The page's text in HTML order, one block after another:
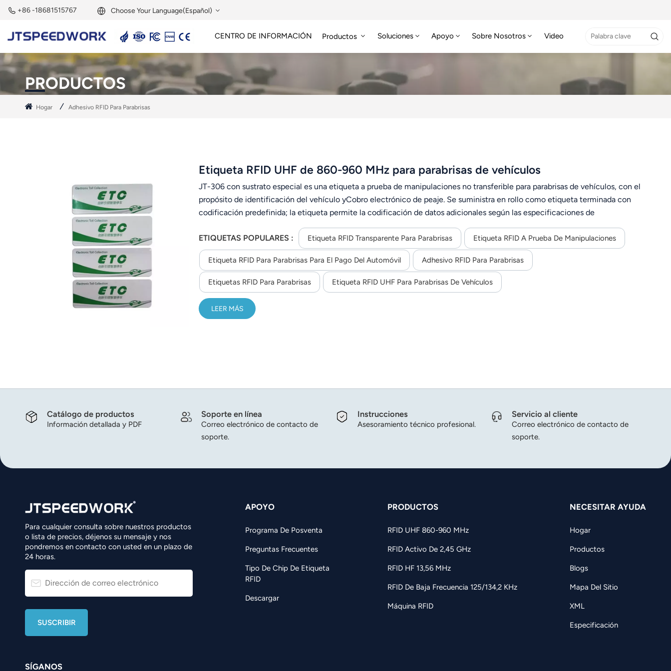
+86 -18681515767 Choose Your Language(Español)
English
Français
Deutsch
แบบไทย
Tiếng Việt
CENTRO DE INFORMACIÓN Productos Soluciones Apoyo Sobre Nosotros Video
PRODUCTOS
Hogar Adhesivo RFID Para Parabrisas
Etiqueta RFID UHF de 860-960 MHz para parabrisas de vehículos
JT-306 con sustrato especial es una etiqueta a prueba de manipulaciones no transferible para parabrisas de vehículos, con el
propósito de identificación del vehículo yCobro electrónico de peaje. Se suministra en rollo como etiqueta terminada con
codificación predefinida; la etiqueta permite la codificación de datos adicionales según las especificaciones de
ETIQUETAS POPULARES :
Etiqueta RFID Transparente Para Parabrisas Etiqueta RFID A Prueba De Manipulaciones
Etiqueta RFID Para Parabrisas Para El Pago Del Automóvil Adhesivo RFID Para Parabrisas
Etiquetas RFID Para Parabrisas Etiqueta RFID UHF Para Parabrisas De Vehículos
LEER MÁS
Catálogo de productos
Información detallada y PDF
Soporte en línea
Correo electrónico de contacto de
soporte.
Instrucciones
Asesoramiento técnico profesional.
Servicio al cliente
Correo electrónico de contacto de
soporte.
Para cualquier consulta sobre nuestros productos
o lista de precios, déjenos su mensaje y nos
pondremos en contacto con usted en un plazo de
24 horas.
APOYO
Programa De Posventa
Preguntas Frecuentes
Tipo De Chip De Etiqueta
RFID
Descargar
PRODUCTOS
RFID UHF 860-960 MHz
RFID Activo De 2,45 GHz
RFID HF 13,56 MHz
RFID De Baja Frecuencia 125/134,2 KHz
Máquina RFID
NECESITAR AYUDA
Hogar
Productos
Blogs
Mapa Del Sitio
XML
Especificación
SÍGANOS